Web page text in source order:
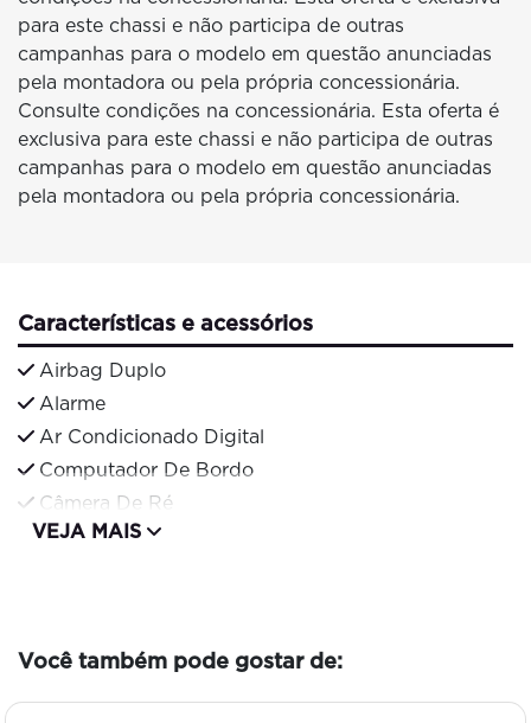
para este chassi e não participa de outras
campanhas para o modelo em questão anunciadas
pela montadora ou pela própria concessionária.
Consulte condições na concessionária. Esta oferta é
exclusiva para este chassi e não participa de outras
campanhas para o modelo em questão anunciadas
pela montadora ou pela própria concessionária.
Características e acessórios
Airbag Duplo
Alarme
Ar Condicionado Digital
Computador De Bordo
Câmera De Ré
VEJA MAIS
Você também pode gostar de: